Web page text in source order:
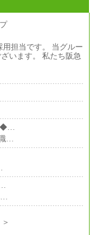
担当です。 当グルー
います。 私たち阪急
◆…
…
…